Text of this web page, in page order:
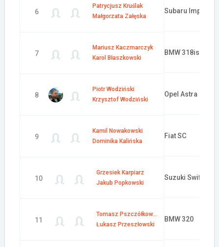
6
Patrycjusz Kruślak
Małgorzata Załęska
Subaru Impreza
7
Mariusz Kaczmarczyk
Karol Błaszkowski
BMW 318is
8
Piotr Wodziński
Krzysztof Wodziński
Opel Astra
9
Kamil Nowakowski
Dominika Kalińska
Fiat SC
10
Grzesiek Karpiarz
Jakub Popkowski
Suzuki Swift
11
Tomasz Pszczółkowski
Łukasz Przeszłowski
BMW 320